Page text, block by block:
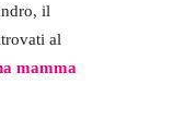
il
al
mamma